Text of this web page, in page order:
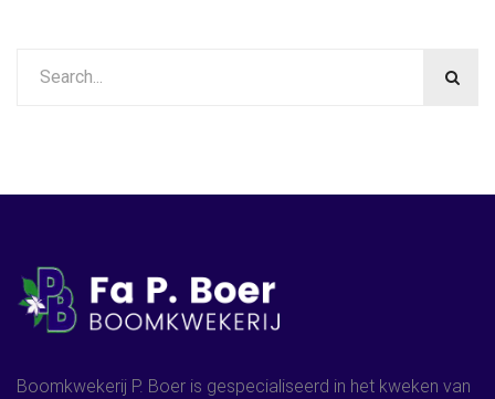
Boomkwekerij P. Boer is gespecialiseerd in het kweken van